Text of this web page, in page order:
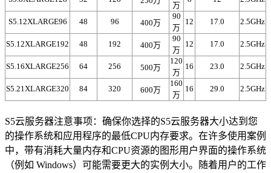
万
S5.12XLARGE96 48 96 400万
90
万
12 17.0 2.5GHz
S5.12XLARGE192 48 192 400万
90
万
12 17.0 2.5GHz
S5.16XLARGE256 64 256 500万
120
万
16 23.0 2.5GHz
S5.21XLARGE320 84 320 600万
160
万
16 29.0 2.5GHz
S5云服务器注意事项：确保你选择的S5云服务器大小达到您
的操作系统和应用程序的最低CPU内存要求。在许多使用案例
中，带有消耗大量内存和CPU资源的图形用户界面的操作系统
（例如 Windows）可能需要更大的实例大小。随着用户的工作